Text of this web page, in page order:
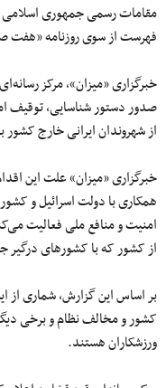
مقامات رسمی جمهوری اسلامی
فهرست از سوی روزنامه «هفت
از شهروندان ایرانی خارج
خبرگزاری «میزان» علت این
همکاری با دولت اسرائیل و
امنیت و منافع ملی فعالیت
از کشور که با کشورهای
بر اساس این گزارش، شماری از
کشور و مخالف نظام و برخی
ورزشکاران هستند.